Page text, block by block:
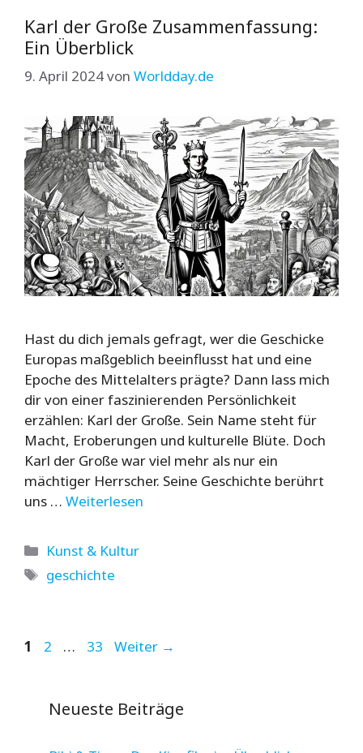
Karl der Große Zusammenfassung:
Ein Überblick
9. April 2024von Worldday.de
Hast du dich jemals gefragt, wer die Geschicke
Europas maßgeblich beeinflusst hat und eine
Epoche des Mittelalters prägte? Dann lass mich
dir von einer faszinierenden Persönlichkeit
erzählen: Karl der Große. Sein Name steht für
Macht, Eroberungen und kulturelle Blüte. Doch
Karl der Große war viel mehr als nur ein
mächtiger Herrscher. Seine Geschichte berührt
uns … Weiterlesen
Kategorien
Kunst & Kultur
Schlagwörter
geschichte
Seite
1 Seite
2 … Seite
33 Weiter →
Neueste Beiträge